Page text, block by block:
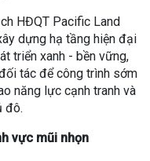
HĐQT Pacific Land
dựng hạ tầng hiện đại
triển xanh - bền vững,
tác để công trình sớm
năng lực cạnh tranh và
đô.
vực mũi nhọn